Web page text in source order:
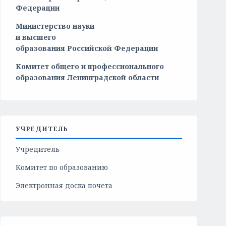
Федерации
Министерство науки
и высшего
образования Российской Федерации
Комитет общего и профессионального
образования Ленинградской области
УЧРЕДИТЕЛЬ
Учредитель
Комитет по образованию
Электронная доска почета